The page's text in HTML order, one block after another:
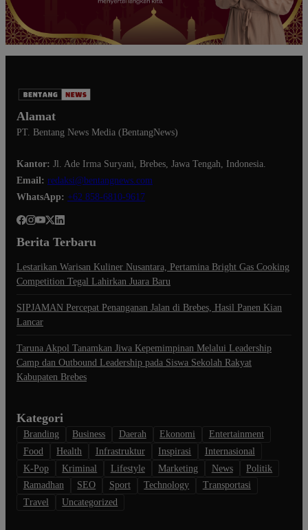
Alamat
PT. Bentang News Media (BentangNews)
Kantor: Jl. Ade Irma Suryani, Brebes, Jawa Tengah, Indonesia.
Email: redaksi@bentangnews.com
WhatsApp: +62 858-6810-9617
Berita Terbaru
Lestarikan Warisan Kuliner Nusantara, Pertamina Bright Gas Cooking
Competition Tegal Lahirkan Juara Baru
SIPJAMAN Percepat Penanganan Jalan di Brebes, Hasil Panen Kian
Lancar
Taruna Akpol Tanamkan Jiwa Kepemimpinan Melalui Leadership
Camp dan Outbound Leadership pada Siswa Sekolah Rakyat
Kabupaten Brebes
Kategori
Branding Business Daerah Ekonomi
Entertainment
Food
Health Infrastruktur Inspirasi
Internasional
K-Pop
Kriminal Lifestyle Marketing News
Politik
Ramadhan
SEO Sport Technology
Transportasi
Travel
Uncategorized